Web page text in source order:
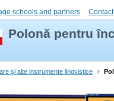
schools and partners Contact
Polonă pentru
şi alte instrumente lingvistice